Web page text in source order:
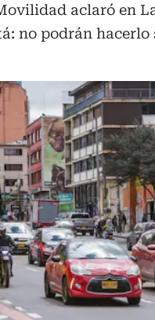
aclaró en
no podrán